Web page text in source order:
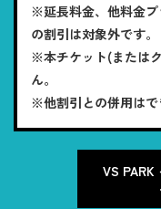
※延長料金、他料金プ
の割引は対象外です。
※本チケット(または
ん。
※他割引との併用はで
VS PARK